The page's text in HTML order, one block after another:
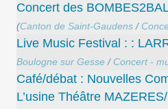
Concert des
(Canton de Saint-Gaudens/
Live Music Festival : :
Boulogne sur Gesse/ Concert -
Café/débat : Nouvelles
L’usine Théâtre